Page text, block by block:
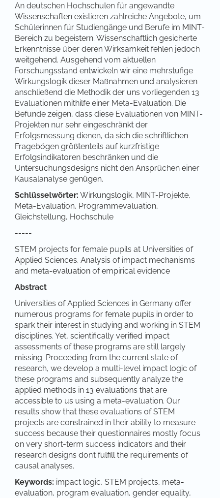
An deutschen Hochschulen für angewandte
Wissenschaften existieren zahlreiche Angebote, um
Schülerinnen für Studiengänge und Berufe im MINT-
Bereich zu begeistern. Wissenschaftlich gesicherte
Erkenntnisse über deren Wirksamkeit fehlen jedoch
weitgehend. Ausgehend vom aktuellen
Forschungsstand entwickeln wir eine mehrstufige
Wirkungslogik dieser Maßnahmen und analysieren
anschließend die Methodik der uns vorliegenden 13
Evaluationen mithilfe einer Meta-Evaluation. Die
Befunde zeigen, dass diese Evaluationen von MINT-
Projekten nur sehr eingeschränkt der
Erfolgsmessung dienen, da sich die schriftlichen
Fragebögen größtenteils auf kurzfristige
Erfolgsindikatoren beschränken und die
Untersuchungsdesigns nicht den Ansprüchen einer
Kausalanalyse genügen.
Schlüsselwörter: Wirkungslogik, MINT-Projekte,
Meta-Evaluation, Programmevaluation,
Gleichstellung, Hochschule
-----
STEM projects for female pupils at Universities of
Applied Sciences. Analysis of impact mechanisms
and meta-evaluation of empirical evidence
Abstract
Universities of Applied Sciences in Germany offer
numerous programs for female pupils in order to
spark their interest in studying and working in STEM
disciplines. Yet, scientifically verified impact
assessments of these programs are still largely
missing. Proceeding from the current state of
research, we develop a multi-level impact logic of
these programs and subsequently analyze the
applied methods in 13 evaluations that are
accessible to us using a meta-evaluation. Our
results show that these evaluations of STEM
projects are constrained in their ability to measure
success because their questionnaires mostly focus
on very short-term success indicators and their
research designs don’t fulfill the requirements of
causal analyses.
Keywords: impact logic, STEM projects, meta-
evaluation, program evaluation, gender equality,